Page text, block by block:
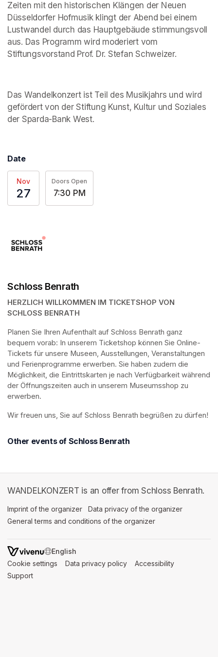
Zeiten mit den historischen Klängen der Neuen
Düsseldorfer Hofmusik klingt der Abend bei einem
Lustwandel durch das Hauptgebäude stimmungsvoll
aus. Das Programm wird moderiert vom
Stiftungsvorstand Prof. Dr. Stefan Schweizer.
Das Wandelkonzert ist Teil des Musikjahrs und wird
gefördert von der Stiftung Kunst, Kultur und Soziales
der Sparda-Bank West.
Date
Nov
27
Doors Open
7:30 PM
Schloss Benrath
HERZLICH WILLKOMMEN IM TICKETSHOP VON
SCHLOSS BENRATH
Planen Sie Ihren Aufenthalt auf Schloss Benrath ganz
bequem vorab: In unserem Ticketshop können Sie Online-
Tickets für unsere Museen, Ausstellungen, Veranstaltungen
und Ferienprogramme erwerben. Sie haben zudem die
Möglichkeit, die Eintrittskarten je nach Verfügbarkeit während
der Öffnungszeiten auch in unserem Museumsshop zu
erwerben.
Wir freuen uns, Sie auf Schloss Benrath begrüßen zu dürfen!
Other events of Schloss Benrath
WANDELKONZERT is an offer from Schloss Benrath.
Imprint of the organizer (opens in a new tab)
Data privacy of the organizer
General terms and conditions of the organizer
SWITCH LANGUAGE
Cookie settings (opens in a new tab)
Data privacy policy (opens in a new tab)
Accessibility
Support